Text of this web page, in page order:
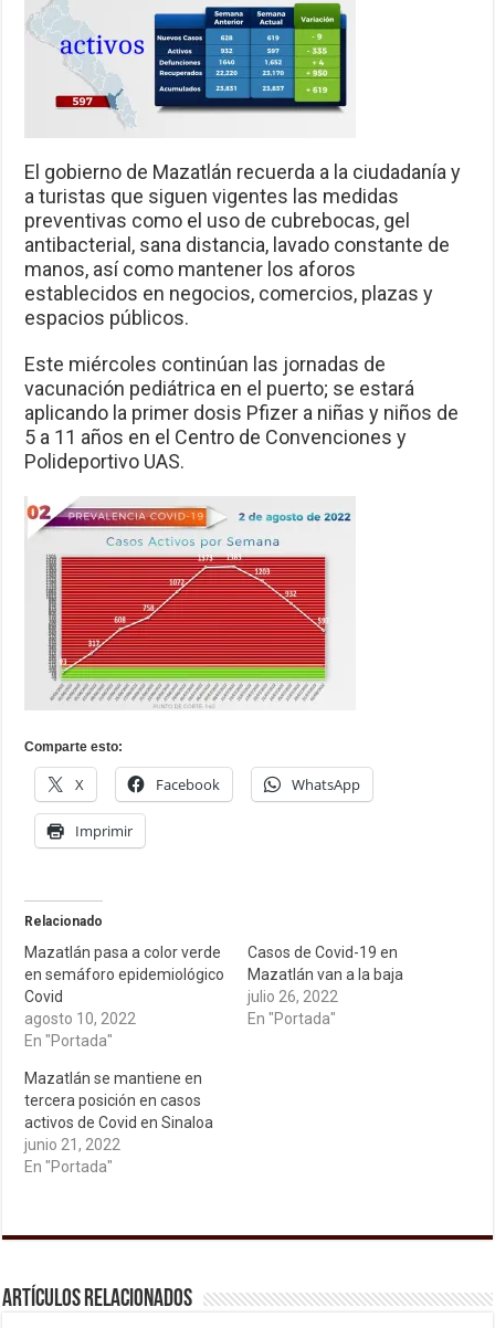
El gobierno de Mazatlán recuerda a la ciudadanía y
a turistas que siguen vigentes las medidas
preventivas como el uso de cubrebocas, gel
antibacterial, sana distancia, lavado constante de
manos, así como mantener los aforos
establecidos en negocios, comercios, plazas y
espacios públicos.
Este miércoles continúan las jornadas de
vacunación pediátrica en el puerto; se estará
aplicando la primer dosis Pfizer a niñas y niños de
5 a 11 años en el Centro de Convenciones y
Polideportivo UAS.
Comparte esto:
X Facebook WhatsApp
Imprimir
Relacionado
Mazatlán pasa a color verde
en semáforo epidemiológico
Covid
agosto 10, 2022
En "Portada"
Casos de Covid-19 en
Mazatlán van a la baja
julio 26, 2022
En "Portada"
Mazatlán se mantiene en
tercera posición en casos
activos de Covid en Sinaloa
junio 21, 2022
En "Portada"
Artículos relacionados